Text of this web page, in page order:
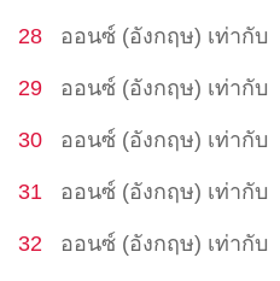
28 ออนซ์ (อังกฤษ) เท่ากับ
29 ออนซ์ (อังกฤษ) เท่ากับ
30 ออนซ์ (อังกฤษ) เท่ากับ
31 ออนซ์ (อังกฤษ) เท่ากับ
32 ออนซ์ (อังกฤษ) เท่ากับ